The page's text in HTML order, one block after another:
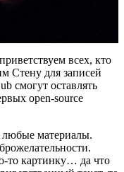
всех, кто
Стену для записей
смогут оставлять
open-source
любые материалы.
то картинку… да что